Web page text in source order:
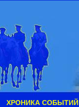
ХРОНИКА СОБЫТИЙ